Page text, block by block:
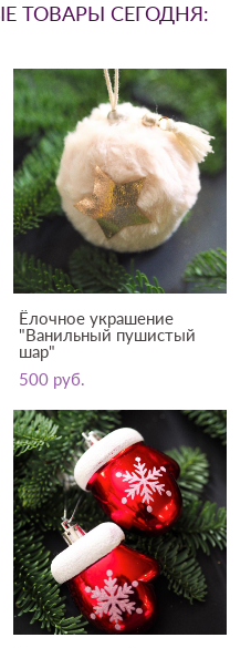
ТОВАРЫ СЕГОДНЯ:
Ёлочное украшение
"Ванильный пушистый
шар"
500 pуб.